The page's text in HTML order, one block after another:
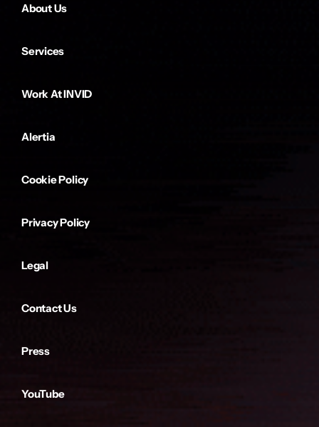
About Us
Services
Work At INVID
Alertia
Cookie Policy
Privacy Policy
Legal
Contact Us
Press
YouTube